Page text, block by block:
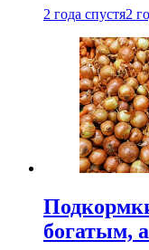
2 года спустя2
богатым,